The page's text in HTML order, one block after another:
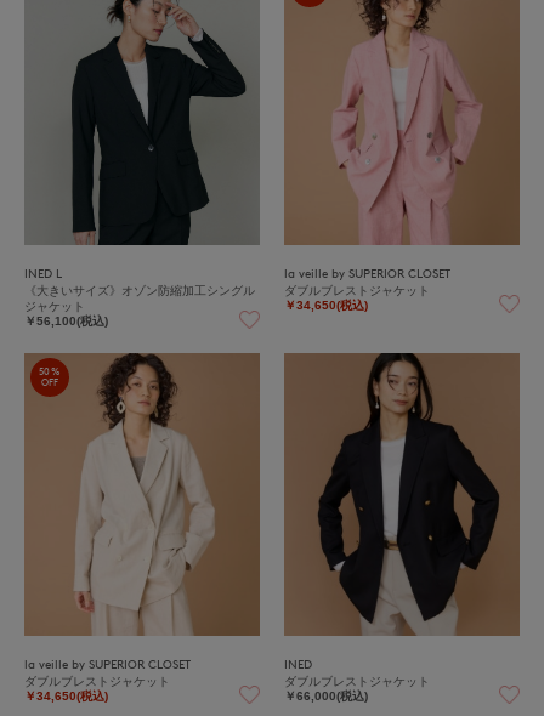
INED L
《大きいサイズ》オゾン防縮加工シングル
ジャケット
￥56,100(税込)
la veille by SUPERIOR CLOSET
ダブルブレストジャケット
￥34,650(税込)
50%
OFF
la veille by SUPERIOR CLOSET
ダブルブレストジャケット
￥34,650(税込)
INED
ダブルブレストジャケット
￥66,000(税込)